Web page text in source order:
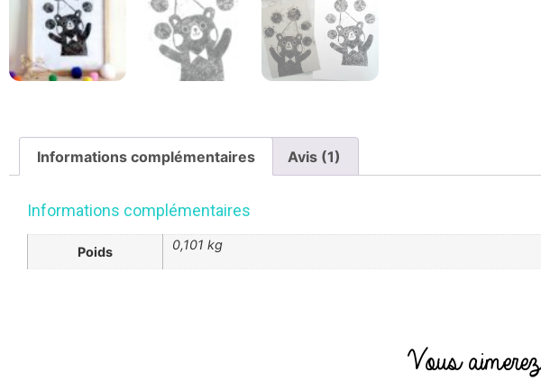
Informations complémentaires Avis (1)
Informations complémentaires
Poids 0,101 kg
Vous